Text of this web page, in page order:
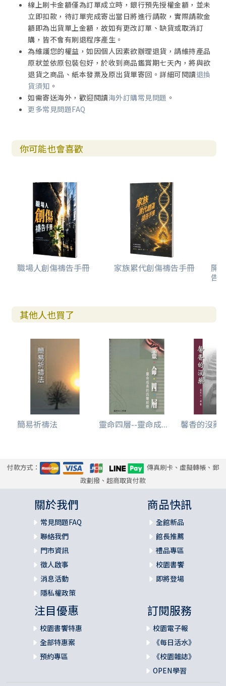
線上刷卡金額僅為訂單成立時，銀行預先授權金額，並未
立即扣款，待訂單完成寄出當日將進行請款，實際請款金
額即為出貨單上金額，故如有更改訂單、缺貨或取消訂
購，皆不會有刷退程序產生。
為維護您的權益，如因個人因素欲辦理退貨，請維持產品
原狀並依原包裝包好，於收到商品鑑賞期七天內，將與欲
退貨之商品、紙本發票及原出貨單寄回。詳細可閱讀退換
貨須知 。
如需寄送海外，歡迎閱讀海外訂購常見問題 。
更多常見問題FAQ
你可能也會喜歡
職場人創傷禱告手冊 家族累代創傷禱告手冊 開
告(
其他人也買了
簡易祈禱法 靈命四層--靈命成... 馨香的沒藥
付款方式：
傳真刷卡、虛擬轉帳、郵
政劃撥、超商取貨付款
關於我們
常見問題FAQ
聯絡我們
門市資訊
徵人啟事
消息活動
隱私權政策
商品快訊
全館新品
館長推薦
禮品專區
校園書饗
即將登場
注目優惠
校園書饗特惠
全部特惠案
預約專區
訂閱服務
校園電子報
《每日活水》
《校園雜誌》
OPEN學習